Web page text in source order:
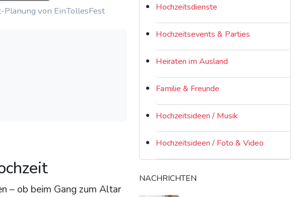
von EinTollesFest
– ob beim Gang zum Altar
Hochzeitsdienste
Hochzeitsevents & Parties
Heiraten im Ausland
Familie & Freunde
Hochzeitsideen / Musik
Hochzeitsideen / Foto & Video
NACHRICHTEN